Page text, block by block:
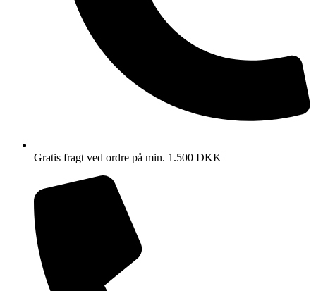
Gratis fragt ved ordre på min. 1.500 DKK